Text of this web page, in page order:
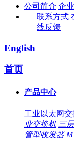
公司简介 企
联系方式
线反馈
English
首页
产品中心
工业以太网
业交换机 三
管型收发器